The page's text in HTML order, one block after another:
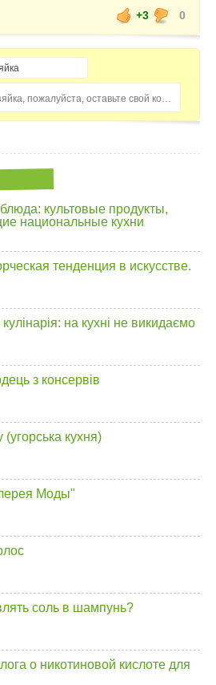
+3
0
Домохозяйка, пожалуйста, оставьте свой комментарий...
культовые продукты,
национальные кухни
тенденция в искусстве.
на кухні не викидаємо
з консервів
кухня)
Моды"
соль в шампунь?
о никотиновой кислоте для